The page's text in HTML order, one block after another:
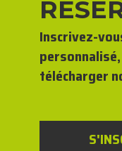
Inscrivez-
télécharger